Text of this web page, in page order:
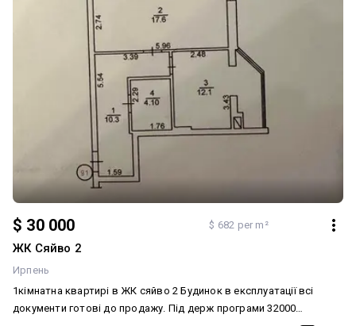
$ 30 000 $ 682 per m²
ЖК Сяйво 2
Ирпень
1кімнатна квартирі в ЖК сяйво 2 Будинок в експлуатації всі
документи готові до продажу. Під держ програми 32000